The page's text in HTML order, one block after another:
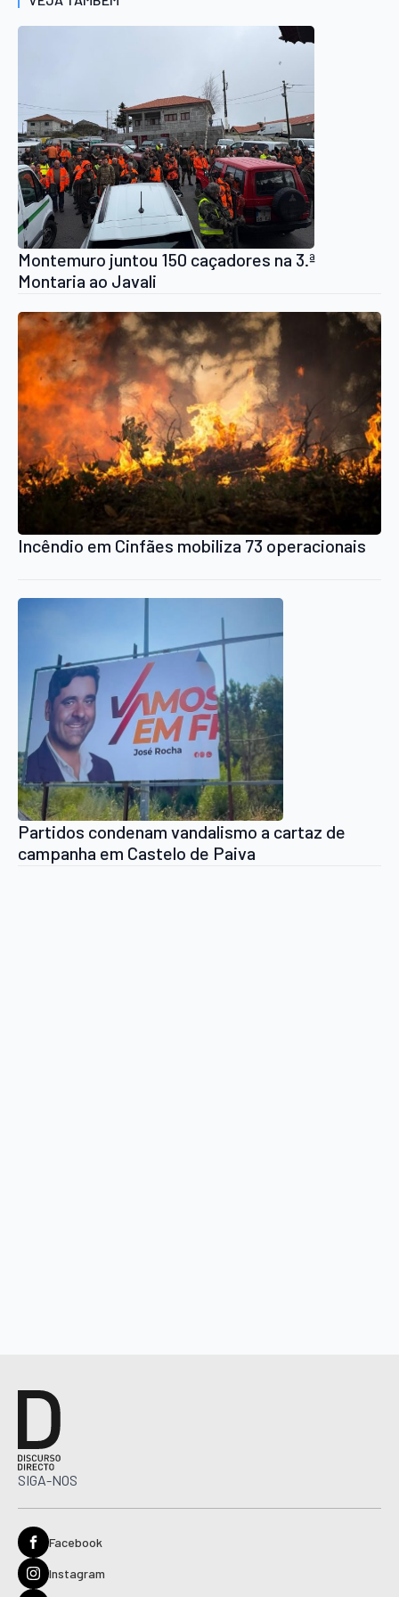
Montemuro juntou 150 caçadores na 3.ª
Montaria ao Javali
Incêndio em Cinfães mobiliza 73 operacionais
Partidos condenam vandalismo a cartaz de
campanha em Castelo de Paiva
SIGA-NOS
Facebook
Instagram